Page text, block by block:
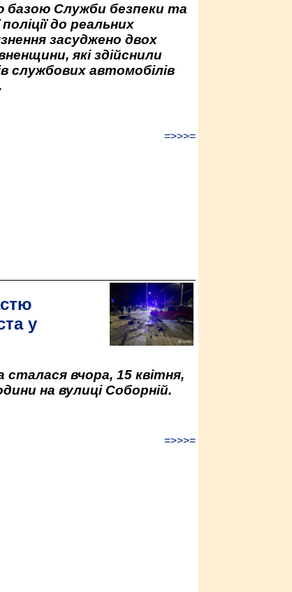
базою Служби безпеки та
до реальних
засуджено двох
які здійснили
службових автомобілів
=>>>=
у
вчора, 15 квітня,
на вулиці Соборній.
=>>>=